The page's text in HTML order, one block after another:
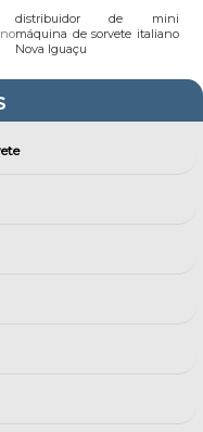
distribuidor de mini
máquina de sorvete italiano
Nova Iguaçu